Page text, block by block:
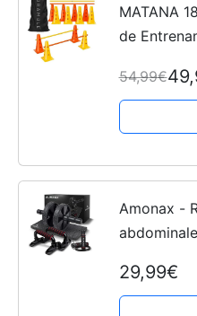
MATANA
de
Palos -
54,99€
Amonax -
rueda con
de fuerza
29,99€